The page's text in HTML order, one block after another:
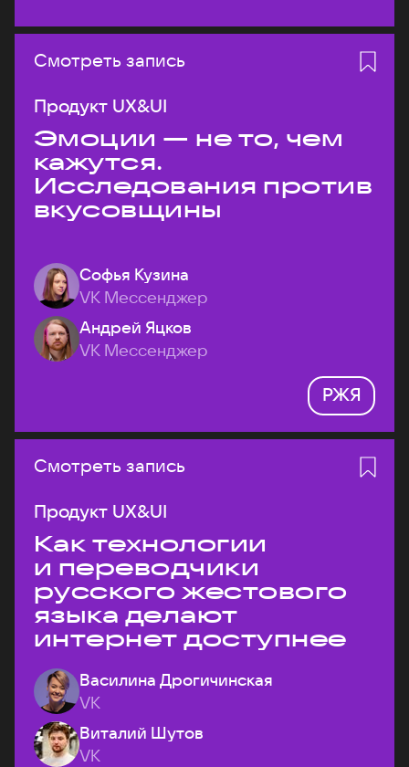
Смотреть запись
Продукт UX&UI
Эмоции — не то, чем
кажутся.
Исследования против
вкусовщины
Софья Кузина
VK Мессенджер
Андрей Яцков
VK Мессенджер
РЖЯ
Смотреть запись
Продукт UX&UI
Как технологии
и переводчики
русского жестового
языка делают
интернет доступнее
Василина Дрогичинская
VK
Виталий Шутов
VK